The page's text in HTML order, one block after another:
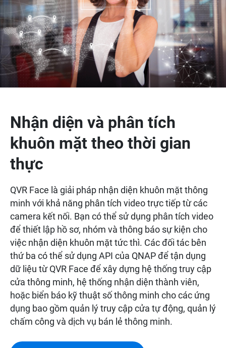
Nhận diện và phân tích
khuôn mặt theo thời gian
thực
QVR Face là giải pháp nhận diện khuôn mặt thông
minh với khả năng phân tích video trực tiếp từ các
camera kết nối. Bạn có thể sử dụng phân tích video
để thiết lập hồ sơ, nhóm và thông báo sự kiện cho
việc nhận diện khuôn mặt tức thì. Các đối tác bên
thứ ba có thể sử dụng API của QNAP để tận dụng
dữ liệu từ QVR Face để xây dựng hệ thống truy cập
cửa thông minh, hệ thống nhận diện thành viên,
hoặc biển báo kỹ thuật số thông minh cho các ứng
dụng bao gồm quản lý truy cập cửa tự động, quản lý
chấm công và dịch vụ bán lẻ thông minh.